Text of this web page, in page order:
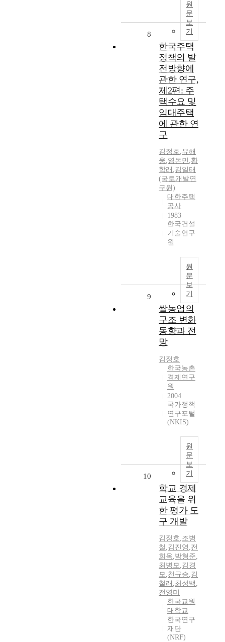
원
문
보
기
8
한국주택
정책의 발
전방향에
관한 연구,
제2편: 주
택수요 및
임대주택
에 관한 연
구
김정호,유해
웅,염돈민 ,황
학래 ,김일태
(국토개발연
구원)
대한주택
공사
1983
한국건설
기술연구
원
원
문
보
기
9
쌀농업의
구조 변화
동향과 전
망
김정호
한국농촌
경제연구
원
2004
국가정책
연구포털
(NKIS)
원
문
보
기
10
학교 경제
교육을 위
한 평가 도
구 개발
김정호,조병
철 ,김진영 ,전
희옥,박형준,
최병모,김경
모,천규승,김
철래 ,최성백 ,
전영미
한국교원
대학교
한국연구
재단
(NRF)